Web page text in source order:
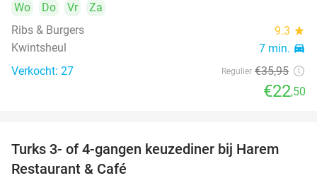
Wo Do Vr
Za
Ribs & Burgers
9.3 star
Kwintsheul 7 min. directions_car
Verkocht: 27 Regulier €35,95
€22,50
45%
Turks 3- of 4-gangen keuzediner bij Harem
Restaurant & Café